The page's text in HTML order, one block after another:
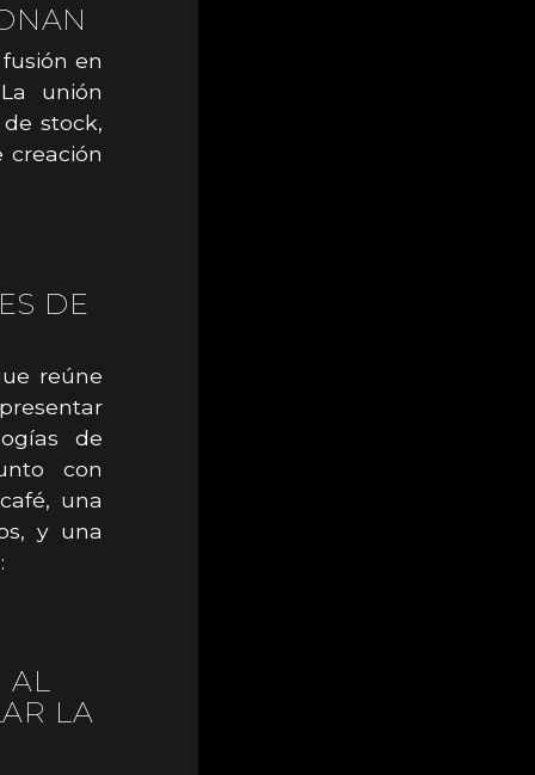
en
unión
stock,
DE
reúne
de
con
una
y una
LA